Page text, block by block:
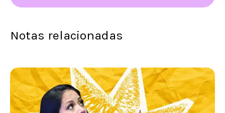
Notas relacionadas